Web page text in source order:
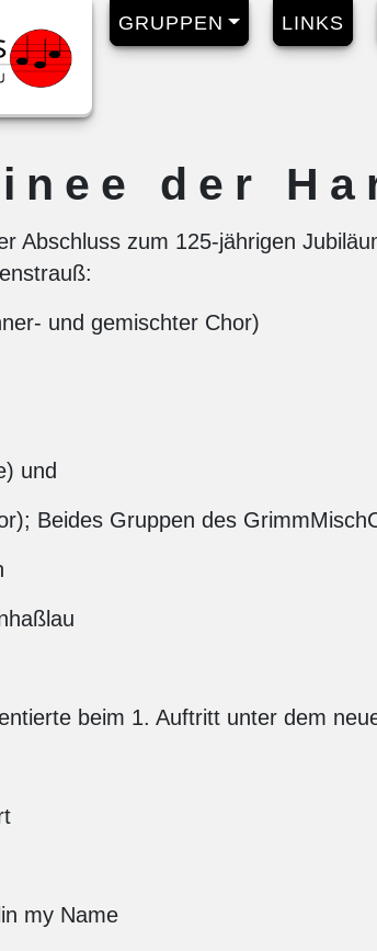
GRUPPEN LINKS
der
Abschluss zum 125-jährigen
und gemischter Chor)
und
Beides Gruppen des
beim 1. Auftritt unter dem
my Name